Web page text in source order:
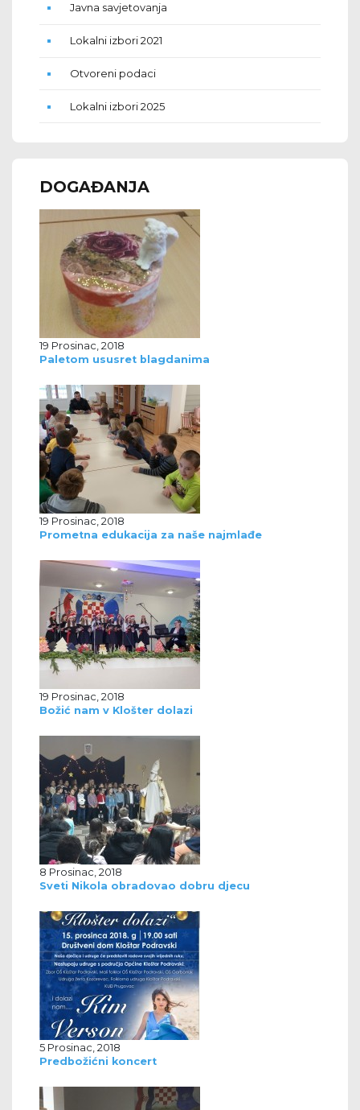
Javna savjetovanja
Lokalni izbori 2021
Otvoreni podaci
Lokalni izbori 2025
DOGAĐANJA
19 Prosinac, 2018
Paletom ususret blagdanima
19 Prosinac, 2018
Prometna edukacija za naše najmlađe
19 Prosinac, 2018
Božić nam v Klošter dolazi
8 Prosinac, 2018
Sveti Nikola obradovao dobru djecu
5 Prosinac, 2018
Predbožićni koncert